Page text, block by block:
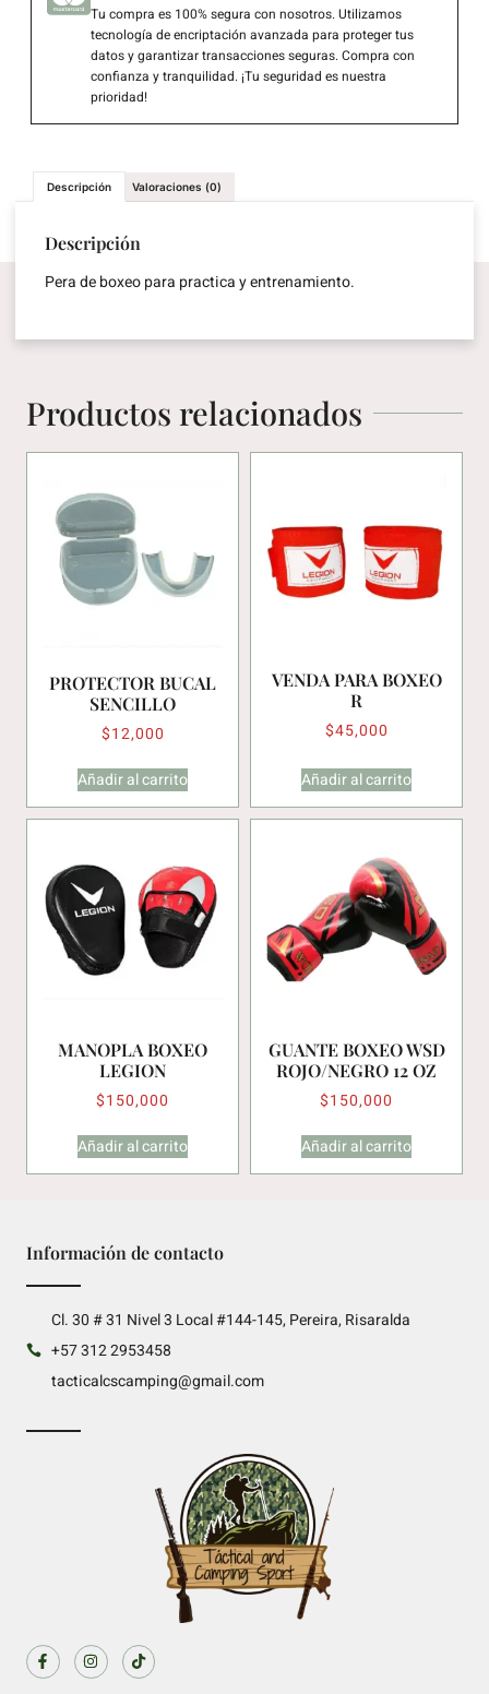
Tu compra es 100% segura con nosotros. Utilizamos
tecnología de encriptación avanzada para proteger tus
datos y garantizar transacciones seguras. Compra con
confianza y tranquilidad. ¡Tu seguridad es nuestra
prioridad!
Descripción Valoraciones (0)
Descripción
Pera de boxeo para practica y entrenamiento.
Productos relacionados
PROTECTOR BUCAL
SENCILLO
$12,000
Añadir al carrito
VENDA PARA BOXEO
R
$45,000
Añadir al carrito
MANOPLA BOXEO
LEGION
$150,000
Añadir al carrito
GUANTE BOXEO WSD
ROJO/NEGRO 12 OZ
$150,000
Añadir al carrito
Información de contacto
Cl. 30 # 31 Nivel 3 Local #144-145, Pereira, Risaralda
+57 312 2953458
tacticalcscamping@gmail.com